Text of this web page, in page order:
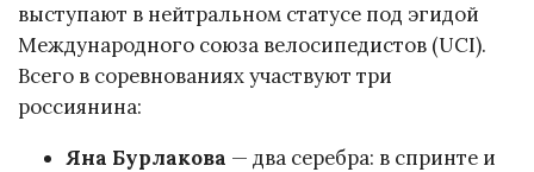
выступают в нейтральном статусе под эгидой
Международного союза велосипедистов (UCI).
Всего в соревнованиях участвуют три
россиянина:
Яна Бурлакова — два серебра: в спринте и